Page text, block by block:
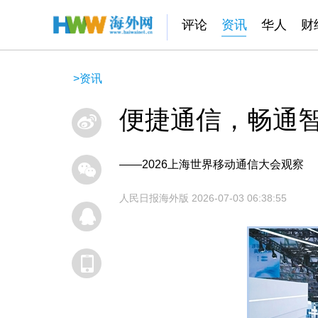
评论 资讯 华人 财
>资讯
便捷通信，畅通
——2026上海世界移动通信大会观察
人民日报海外版 2026-07-03 06:38:55